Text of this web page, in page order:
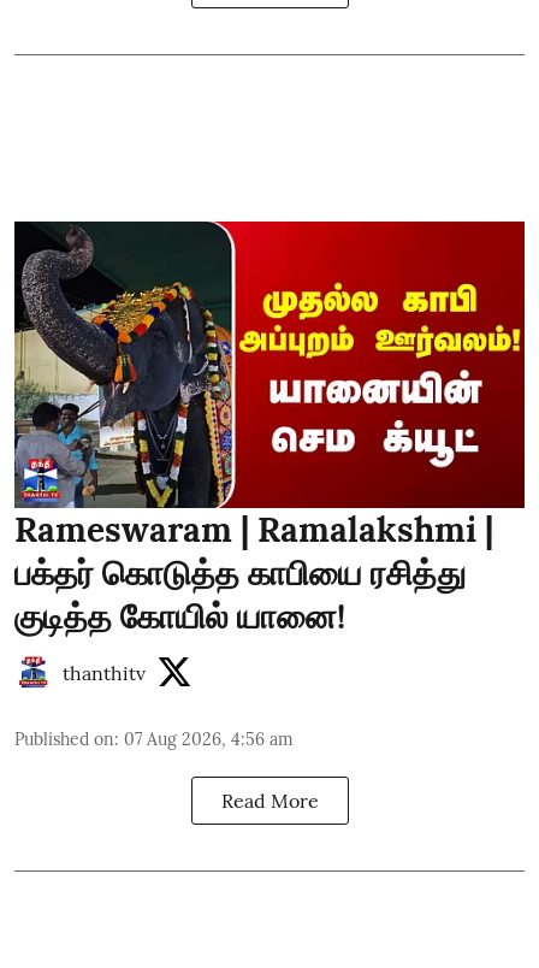
Rameswaram | Ramalakshmi |
பக்தர் கொடுத்த காபியை ரசித்து
குடித்த கோயில் யானை!
thanthitv
Published on: 07 Aug 2026, 4:56 am
Read More